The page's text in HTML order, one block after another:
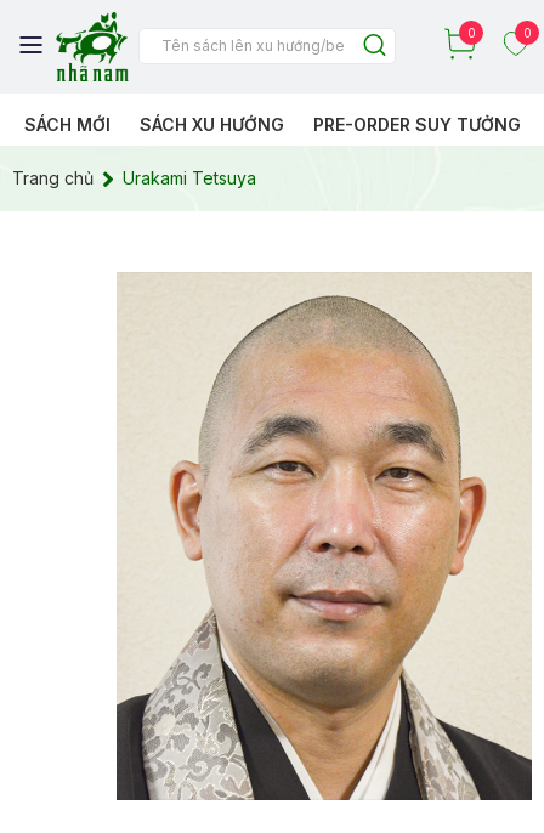
0 0
SÁCH MỚI SÁCH XU HƯỚNG PRE-ORDER SUY TƯỞNG
Trang chủ Urakami Tetsuya